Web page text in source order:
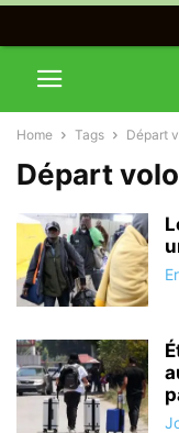
Home Tags Départ
Départ